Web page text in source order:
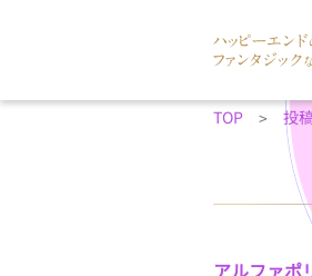
TOP 投
アルファポ